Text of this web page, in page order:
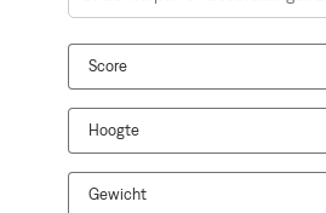
Onderwerpen en
Score
Hoogte
Gewicht